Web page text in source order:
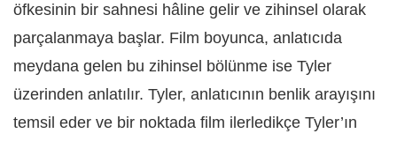
öfkesinin bir sahnesi hâline gelir ve zihinsel olarak
parçalanmaya başlar. Film boyunca, anlatıcıda
meydana gelen bu zihinsel bölünme ise Tyler
üzerinden anlatılır. Tyler, anlatıcının benlik arayışını
temsil eder ve bir noktada film ilerledikçe Tyler’ın